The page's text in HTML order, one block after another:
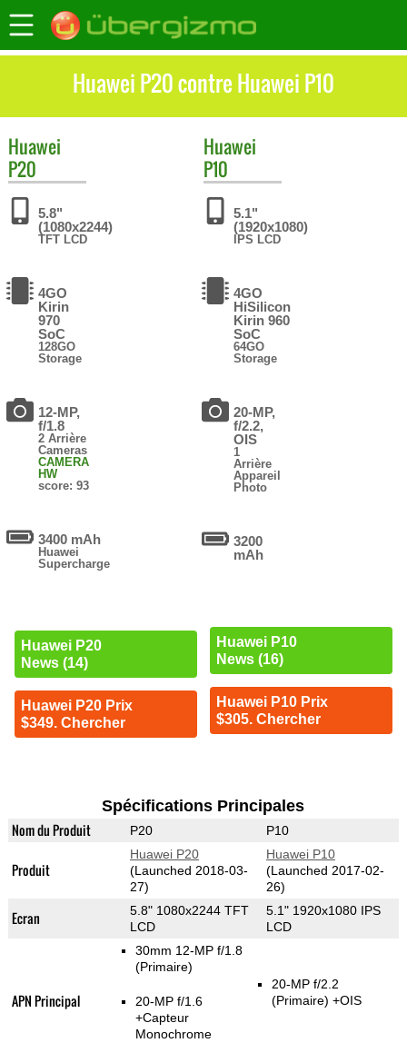
Huawei P20 contre Huawei P10
Huawei
P20
5.8"
(1080x2244)
TFT LCD
4GO
Kirin
970
SoC
128GO
Storage
12-MP,
f/1.8
2 Arrière
Cameras
CAMERA
HW
score: 93
3400 mAh
Huawei
Supercharge
Huawei P20
News (14)
Huawei P20 Prix
$349. Chercher
Huawei
P10
5.1"
(1920x1080)
IPS LCD
4GO
HiSilicon
Kirin 960
SoC
64GO
Storage
20-MP,
f/2.2,
OIS
1
Arrière
Appareil
Photo
3200
mAh
Huawei P10
News (16)
Huawei P10 Prix
$305. Chercher
Spécifications Principales
Nom du Produit P20 P10
Produit
Huawei P20
(Launched 2018-03-
27)
Huawei P10
(Launched 2017-02-
26)
Ecran
5.8" 1080x2244 TFT
LCD
5.1" 1920x1080 IPS
LCD
APN Principal
30mm 12-MP f/1.8
(Primaire)
20-MP f/1.6
+Capteur
Monochrome
20-MP f/2.2
(Primaire) +OIS